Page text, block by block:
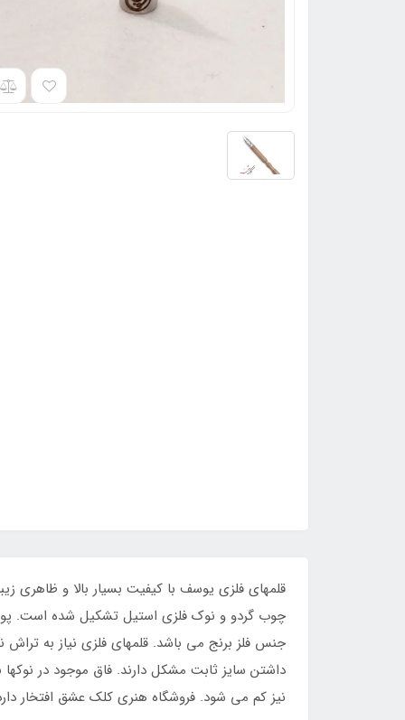
قلمهای فلزی یوسف با کیفیت بسیار بالا و
چوب گردو و نوک فلزی استیل تشکیل شده است.
جنس فلز برنج می باشد. قلمهای فلزی نیاز به
داشتن سایز ثابت مشکل دارند. فاق موجود در
نیز کم می شود. فروشگاه هنری کلک عشق افتخار